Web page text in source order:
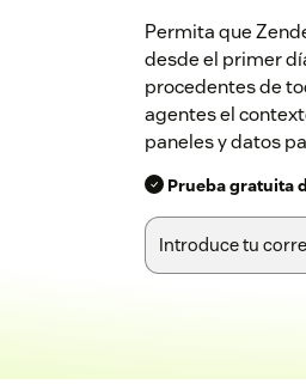
Permita que
desde el primer
procedentes de
agentes el
paneles y datos
Prueba gratuita